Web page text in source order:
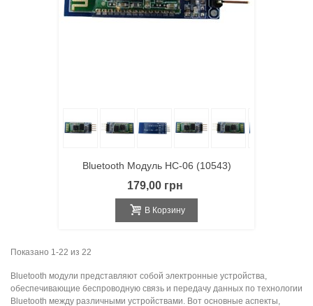
Bluetooth Модуль HC-06 (10543)
179,00 грн
В Корзину
Показано 1-22 из 22
Bluetooth модули представляют собой электронные устройства,
обеспечивающие беспроводную связь и передачу данных по технологии
Bluetooth между различными устройствами. Вот основные аспекты,